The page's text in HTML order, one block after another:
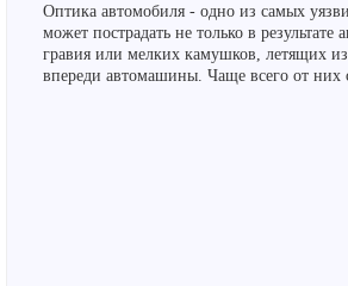
Оптика автомобиля - одно из самых
может пострадать не только в результате
гравия или мелких камушков, летящих
впереди автомашины. Чаще всего от них